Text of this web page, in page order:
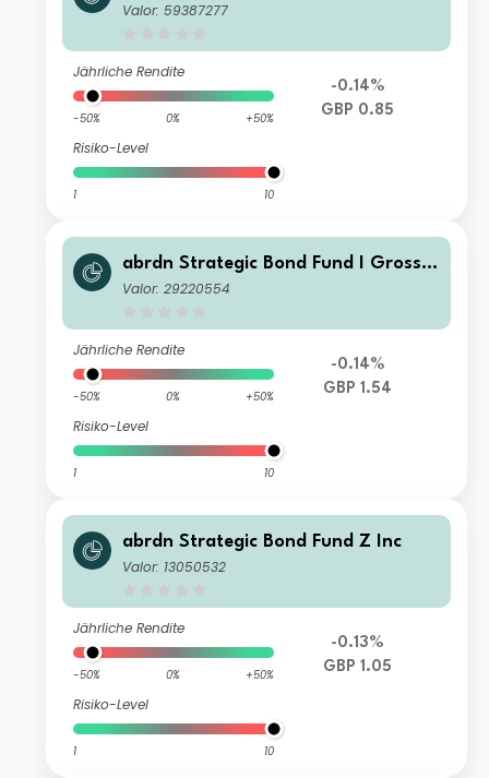
nal K Income
Valor: 59387277
Jährliche Rendite
-50% 0% +50%
Risiko-Level
1 10
-0.14%
GBP 0.85
abrdn Strategic Bond Fund I Gross
Acc
Valor: 29220554
Jährliche Rendite
-50% 0% +50%
Risiko-Level
1 10
-0.14%
GBP 1.54
abrdn Strategic Bond Fund Z Inc
Valor: 13050532
Jährliche Rendite
-50% 0% +50%
Risiko-Level
1 10
-0.13%
GBP 1.05